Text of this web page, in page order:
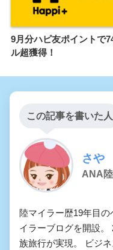
9月分ハピ友ポイントで
ル超獲得！
この記事を書いた人
さや
ANA
陸マイラー歴19年目
イラーブログを開設。
族旅行が実現。 ビジ